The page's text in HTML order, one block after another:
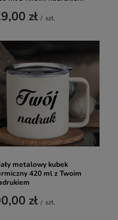
zł / szt.
metalowy kubek
420 ml z Twoim
zł / szt.